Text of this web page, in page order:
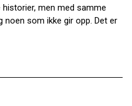
men med samme
som ikke gir opp. Det er